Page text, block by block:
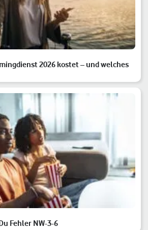
2026 kostet – und welches
Fehler NW-3-6